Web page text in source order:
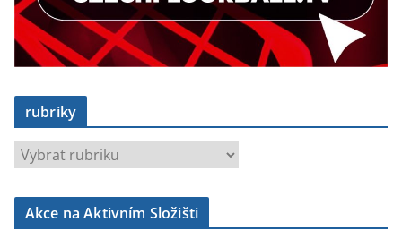
rubriky
b
Akce na Aktivním Složišti